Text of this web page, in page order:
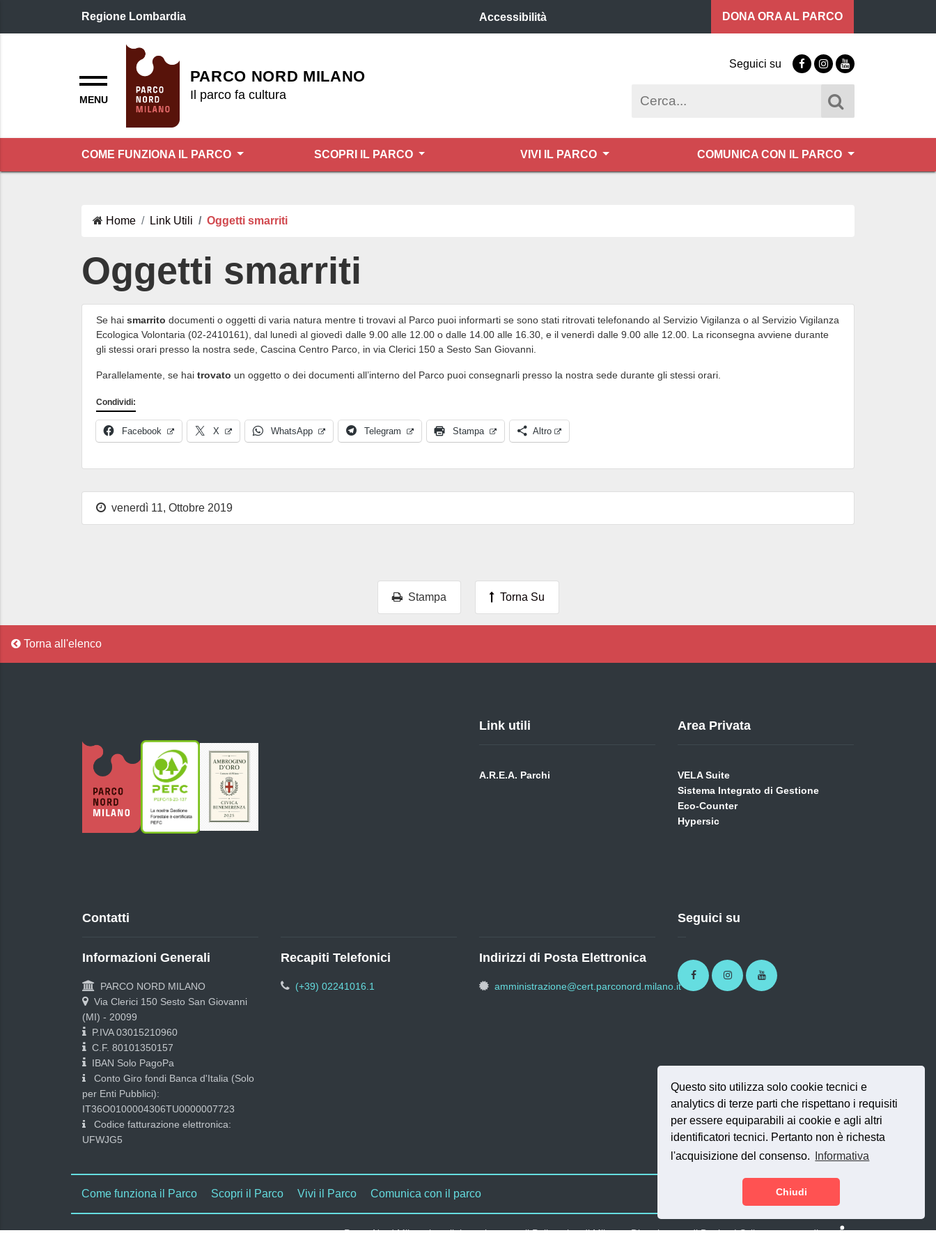
Questo sito utilizza solo cookie tecnici e
analytics di terze parti che rispettano i requisiti
per essere equiparabili ai cookie e agli altri
identificatori tecnici. Pertanto non è richesta
l'acquisizione del consenso.
Informativa
Chiudi
Regione Lombardia Accessibilità DONA ORA AL PARCO
PARCO NORD MILANO
Il parco fa cultura
Seguici su Facebook
Instagram
Youtube
COME FUNZIONA IL PARCO SCOPRI IL PARCO VIVI IL PARCO COMUNICA CON IL PARCO
Home Link Utili Oggetti smarriti
Oggetti smarriti
Se hai smarrito documenti o oggetti di varia natura mentre ti trovavi al Parco puoi informarti se sono stati ritrovati telefonando al Servizio Vigilanza o al Servizio Vigilanza
Ecologica Volontaria (02-2410161), dal lunedì al giovedì dalle 9.00 alle 12.00 o dalle 14.00 alle 16.30, e il venerdì dalle 9.00 alle 12.00. La riconsegna avviene durante
gli stessi orari presso la nostra sede, Cascina Centro Parco, in via Clerici 150 a Sesto San Giovanni.
Parallelamente, se hai trovato un oggetto o dei documenti all’interno del Parco puoi consegnarli presso la nostra sede durante gli stessi orari.
Condividi:
Facebook X WhatsApp Telegram Stampa Altro
venerdì 11, Ottobre 2019
Stampa Torna Su
Torna all'elenco
Link utili
A.R.E.A. Parchi
Area Privata
VELA Suite
Sistema Integrato di Gestione
Eco-Counter
Hypersic
Contatti
Informazioni Generali
PARCO NORD MILANO
Via Clerici 150 Sesto San Giovanni
(MI) - 20099
P.IVA 03015210960
C.F. 80101350157
IBAN Solo PagoPa
Conto Giro fondi Banca d'Italia (Solo
per Enti Pubblici):
IT36O0100004306TU0000007723
Codice fatturazione elettronica:
UFWJG5
Recapiti Telefonici
(+39) 02241016.1
Indirizzi di Posta Elettronica
amministrazione@cert.parconord.milano.it
Seguici su
FacebookInstagramYoutube
Come funziona il Parco Scopri il Parco Vivi il Parco Comunica con il parco
Parco Nord Milano in collaborazione con il Politecnico di Milano - Dipartimento di Design | Sviluppo a cura di SI.NET Servizi